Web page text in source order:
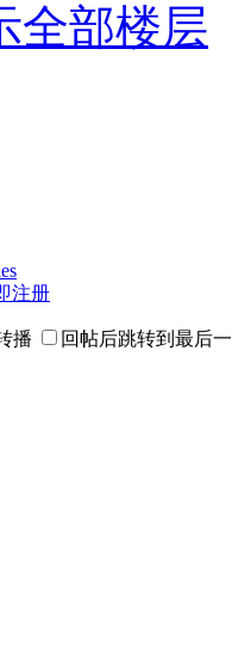
全部楼层
注册
播 回帖后跳转到最后